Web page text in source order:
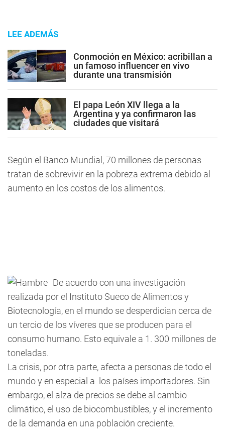
LEE ADEMÁS
Conmoción en México: acribillan a
un famoso influencer en vivo
durante una transmisión
El papa León XIV llega a la
Argentina y ya confirmaron las
ciudades que visitará
Según el Banco Mundial, 70 millones de personas
tratan de sobrevivir en la pobreza extrema debido al
aumento en los costos de los alimentos.
De acuerdo con una investigación
realizada por el Instituto Sueco de Alimentos y
Biotecnología, en el mundo se desperdician cerca de
un tercio de los víveres que se producen para el
consumo humano. Esto equivale a 1. 300 millones de
toneladas.
La crisis, por otra parte, afecta a personas de todo el
mundo y en especial a los países importadores. Sin
embargo, el alza de precios se debe al cambio
climático, el uso de biocombustibles, y el incremento
de la demanda en una población creciente.